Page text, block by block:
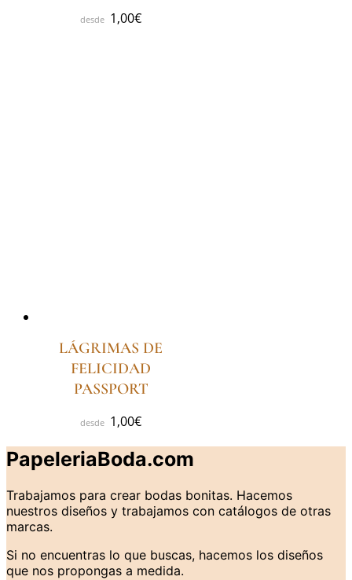
1,00€
LÁGRIMAS DE
FELICIDAD
PASSPORT
1,00€
PapeleriaBoda.com
Trabajamos para crear bodas bonitas. Hacemos
nuestros diseños y trabajamos con catálogos de otras
marcas.
Si no encuentras lo que buscas, hacemos los diseños
que nos propongas a medida.